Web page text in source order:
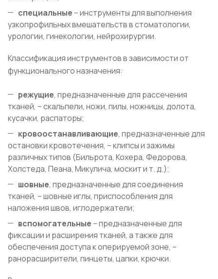
специальные – инструменты для выполнения
узкопрофильных вмешательств в стоматологии,
урологии, гинекологии, нейрохирургии.
Классификация инструментов в зависимости от
функционального назначения:
режущие, предназначенные для рассечения
тканей, – скальпели, ножи, пилы, ножницы, долота,
кусачки, распаторы;
кровоостанавливающие, предназначенные для
остановки кровотечения, – клипсы и зажимы
различных типов (Бильрота, Кохера, Федорова,
Холстеда, Пеана, Микулича, москит и т. д.);
шовные, предназначенные для соединения
тканей, – шовные иглы, приспособления для
наложения швов, иглодержатели;
вспомогательные – предназначенные для
фиксации и расширения тканей, а также для
обеспечения доступа к оперируемой зоне, –
ранорасширители, пинцеты, цапки, крючки.